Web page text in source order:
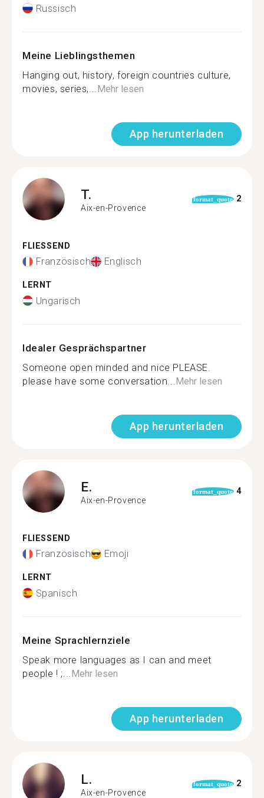
Russisch
Meine Lieblingsthemen
Hanging out, history, foreign countries culture,
movies, series,... Mehr lesen
App herunterladen
T.
Aix-en-Provence
format_quote 2
FLIESSEND
Französisch Englisch
LERNT
Ungarisch
Idealer Gesprächspartner
Someone open minded and nice PLEASE.
please have some conversation... Mehr lesen
App herunterladen
E.
Aix-en-Provence
format_quote 4
FLIESSEND
Französisch Emoji
LERNT
Spanisch
Meine Sprachlernziele
Speak more languages as I can and meet
people ! ;... Mehr lesen
App herunterladen
L.
Aix-en-Provence
format_quote 2